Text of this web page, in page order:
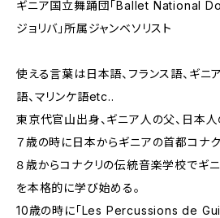
ギニア国立舞踊団「Ballet National
ジョリバ」所属ジャンベソリスト
使える言葉は日本語、フランス語、ギニ
語、マリンケ語etc..
東京代官山出身、ギニア人の父、日本人
７歳の時に日本からギニアの首都コナク
８歳からコナクリの伝統音楽学校でギ
を本格的に学び始める。
10歳の時に「Les Percussions de